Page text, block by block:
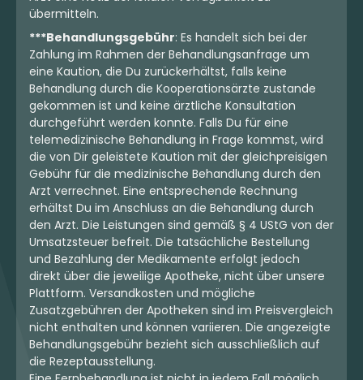
TRUU GT 30:01
Cookies OG
4,3(621)
THC: 30 % CBD:1%
6.55 €
Tangrini
4,3(1125)
THC:22 %
5.76 €
mehr laden
übermitteln.
***Behandlungsgebühr: Es handelt sich bei der
Zahlung im Rahmen der Behandlungsanfrage um
eine Kaution, die Du zurückerhältst, falls keine
Behandlung durch die Kooperationsärzte zustande
gekommen ist und keine ärztliche Konsultation
durchgeführt werden konnte. Falls Du für eine
telemedizinische Behandlung in Frage kommst, wird
die von Dir geleistete Kaution mit der gleichpreisigen
Gebühr für die medizinische Behandlung durch den
Arzt verrechnet. Eine entsprechende Rechnung
erhältst Du im Anschluss an die Behandlung durch
den Arzt. Die Leistungen sind gemäß § 4 UStG von der
Umsatzsteuer befreit. Die tatsächliche Bestellung
und Bezahlung der Medikamente erfolgt jedoch
direkt über die jeweilige Apotheke, nicht über unsere
Plattform. Versandkosten und mögliche
Zusatzgebühren der Apotheken sind im Preisvergleich
nicht enthalten und können variieren. Die angezeigte
Behandlungsgebühr bezieht sich ausschließlich auf
die Rezeptausstellung.